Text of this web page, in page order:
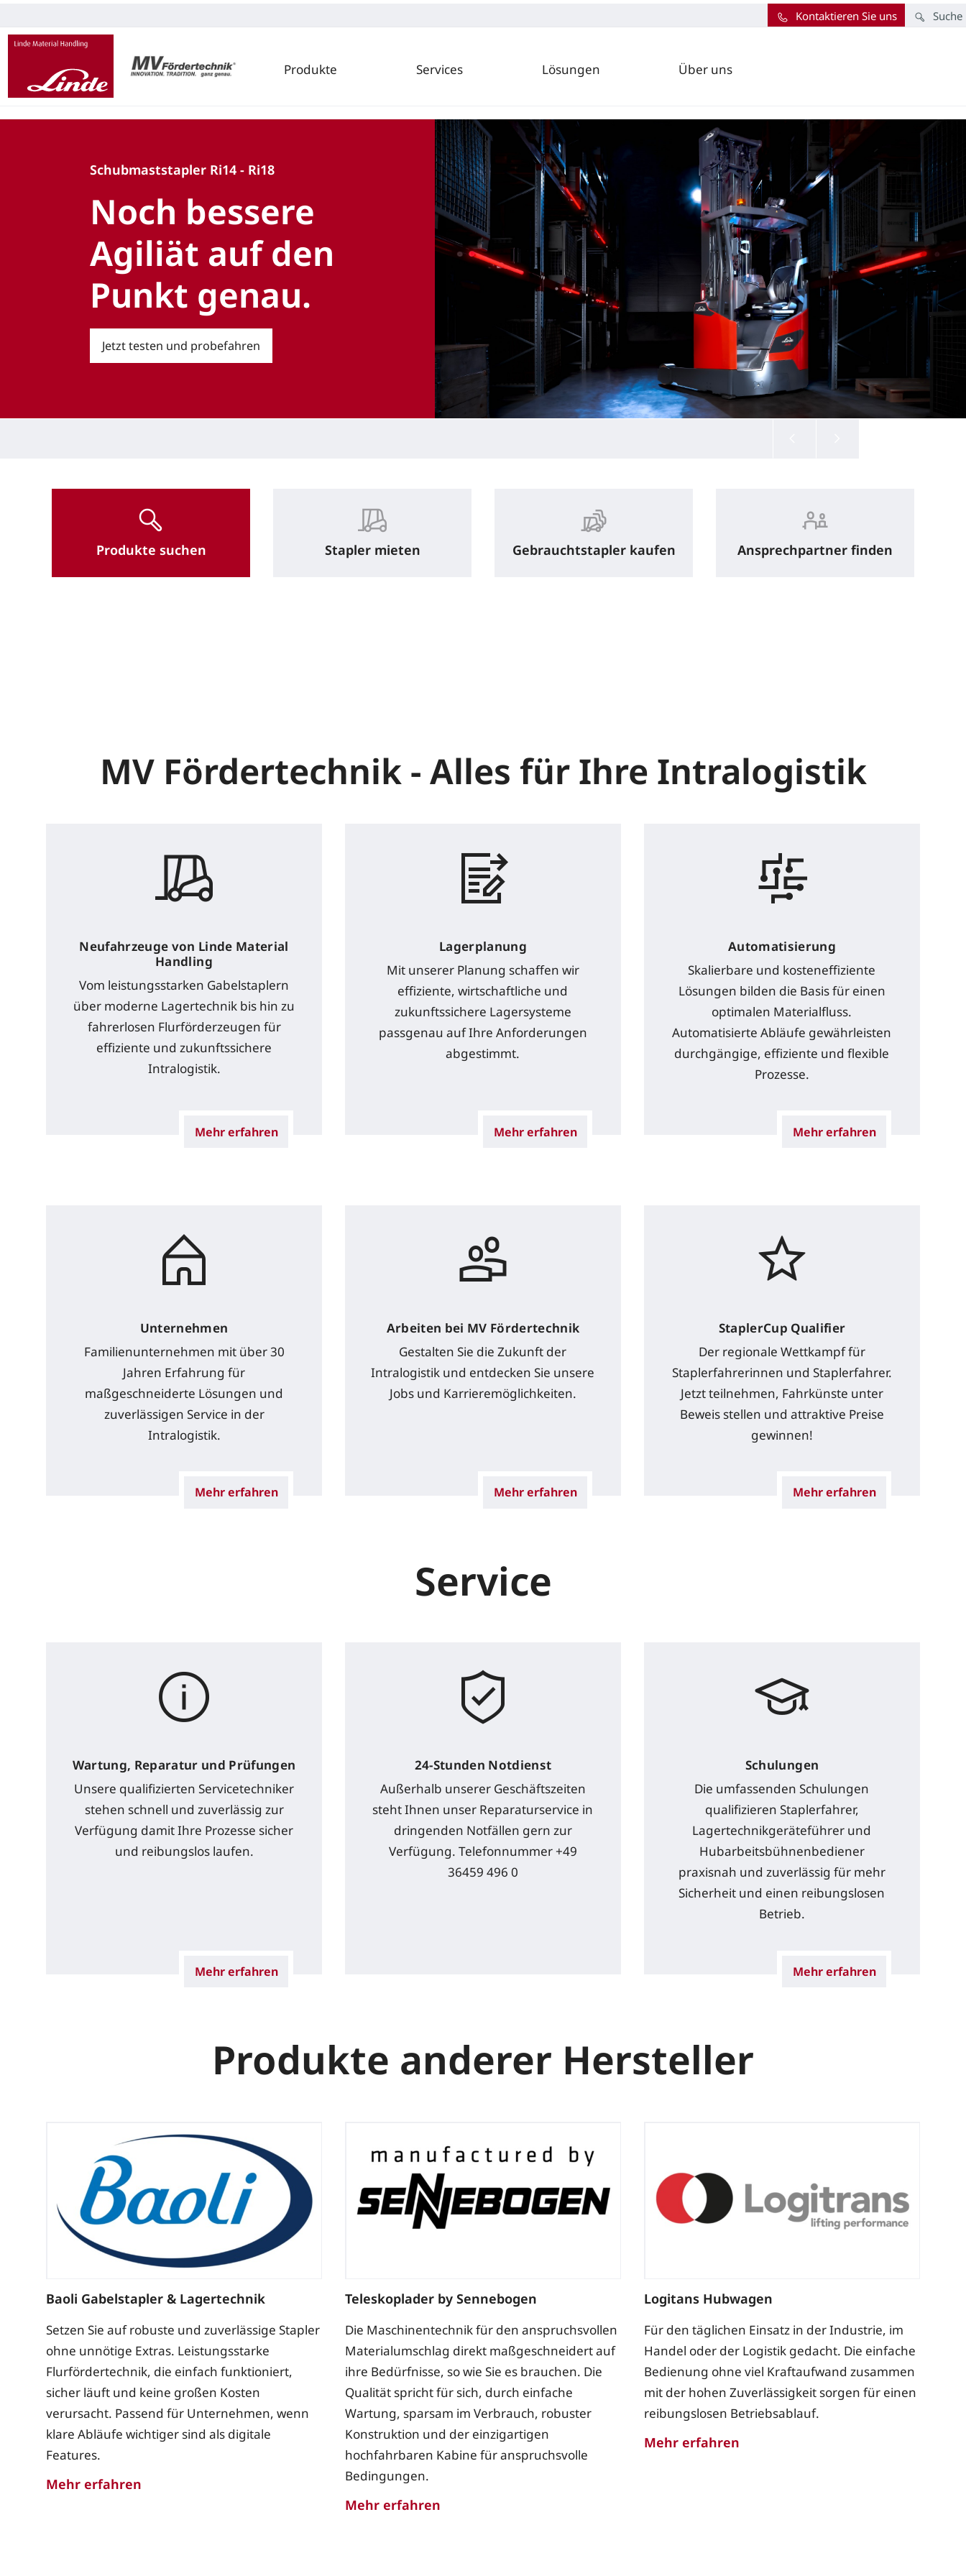
Produkte Services Lösungen Über uns
Suche
Kontaktieren Sie uns
Schubmaststapler Ri14 - Ri18
Noch bessere
Agiliät auf den
Punkt genau.
Jetzt testen und probefahren
Produkte suchen Stapler mieten Gebrauchtstapler kaufen Ansprechpartner finden
MV Fördertechnik - Alles für Ihre Intralogistik
Neufahrzeuge von Linde Material
Handling
Vom leistungsstarken Gabelstaplern
über moderne Lagertechnik bis hin zu
fahrerlosen Flurförderzeugen für
effiziente und zukunftssichere
Intralogistik.
Mehr erfahren
Lagerplanung
Mit unserer Planung schaffen wir
effiziente, wirtschaftliche und
zukunftssichere Lagersysteme
passgenau auf Ihre Anforderungen
abgestimmt.
Mehr erfahren
Automatisierung
Skalierbare und kosteneffiziente
Lösungen bilden die Basis für einen
optimalen Materialfluss.
Automatisierte Abläufe gewährleisten
durchgängige, effiziente und flexible
Prozesse.
Mehr erfahren
Unternehmen
Familienunternehmen mit über 30
Jahren Erfahrung für
maßgeschneiderte Lösungen und
zuverlässigen Service in der
Intralogistik.
Mehr erfahren
Arbeiten bei MV Fördertechnik
Gestalten Sie die Zukunft der
Intralogistik und entdecken Sie unsere
Jobs und Karrieremöglichkeiten.
Mehr erfahren
StaplerCup Qualifier
Der regionale Wettkampf für
Staplerfahrerinnen und Staplerfahrer.
Jetzt teilnehmen, Fahrkünste unter
Beweis stellen und attraktive Preise
gewinnen!
Mehr erfahren
Service
Wartung, Reparatur und Prüfungen
Unsere qualifizierten Servicetechniker
stehen schnell und zuverlässig zur
Verfügung damit Ihre Prozesse sicher
und reibungslos laufen.
Mehr erfahren
24-Stunden Notdienst
Außerhalb unserer Geschäftszeiten
steht Ihnen unser Reparaturservice in
dringenden Notfällen gern zur
Verfügung. Telefonnummer +49
36459 496 0
Schulungen
Die umfassenden Schulungen
qualifizieren Staplerfahrer,
Lagertechnikgeräteführer und
Hubarbeitsbühnenbediener
praxisnah und zuverlässig für mehr
Sicherheit und einen reibungslosen
Betrieb.
Mehr erfahren
Produkte anderer Hersteller
Baoli Gabelstapler & Lagertechnik
Setzen Sie auf robuste und zuverlässige Stapler
ohne unnötige Extras. Leistungsstarke
Flurfördertechnik, die einfach funktioniert,
sicher läuft und keine großen Kosten
verursacht. Passend für Unternehmen, wenn
klare Abläufe wichtiger sind als digitale
Features.
Mehr erfahren
Teleskoplader by Sennebogen
Die Maschinentechnik für den anspruchsvollen
Materialumschlag direkt maßgeschneidert auf
ihre Bedürfnisse, so wie Sie es brauchen. Die
Qualität spricht für sich, durch einfache
Wartung, sparsam im Verbrauch, robuster
Konstruktion und der einzigartigen
hochfahrbaren Kabine für anspruchsvolle
Bedingungen.
Mehr erfahren
Logitans Hubwagen
Für den täglichen Einsatz in der Industrie, im
Handel oder der Logistik gedacht. Die einfache
Bedienung ohne viel Kraftaufwand zusammen
mit der hohen Zuverlässigkeit sorgen für einen
reibungslosen Betriebsablauf.
Mehr erfahren